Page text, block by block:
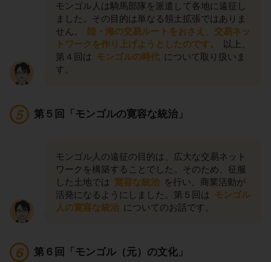
モンゴル人は騎馬部隊を派遣して各地に遠征し
ました。その目的は単なる領土拡張ではありま
せん。
陸・海の交易ルートをおさえ、交易ネッ
トワークを作り上げようとしたのです。
以上、
第４回は モンゴルの時代 について取り扱いま
す。
第５回「モンゴルの寛容な統治」
モンゴル人の遠征の目的は、広大な交易ネット
ワークを構築することでした。そのため、征服
した土地では 寛容な統治 を行い、商業活動が
活発になるようにしました。第５回は モンゴル
人の寛容な統治 についてのお話です。
第６回「モンゴル（元）の文化」